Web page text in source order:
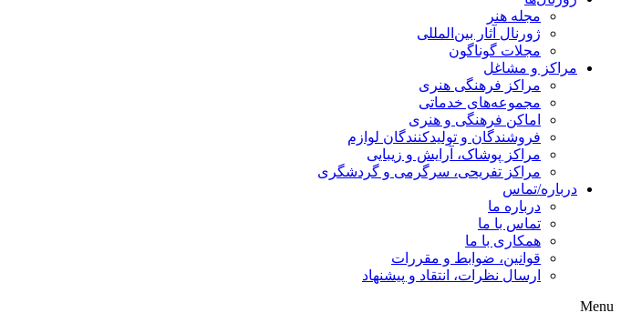
مجله هنر
ژورنال آثار بین‌المللی
مجلات گوناگون
مراکز و مشاغل
مراکز فرهنگی هنری
مجموعه‌های خدماتی
اماکن فرهنگی و هنری
فروشندگان و تولیدکنندگان لوازم
مراکز پوشاک، آرایش و زیبایی
مراکز تفریحی، سرگرمی و گردشگری
درباره/تماس
درباره ما
تماس با ما
همکاری با ما
قوانین، ضوابط و مقررات
ارسال نظرات، انتقاد و پیشنهاد
Menu